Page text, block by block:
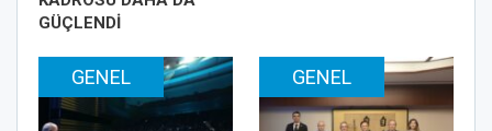
GÜÇLENDİ
GENEL GENEL